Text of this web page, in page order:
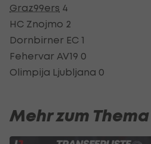
Graz99ers 4
HC Znojmo 2
Dornbirner EC 1
Fehervar AV19 0
Olimpija Ljubljana 0
Mehr zum Thema